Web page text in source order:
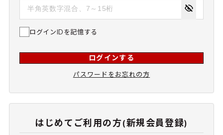
ログインIDを記憶する
ログインする
パスワードをお忘れの方
はじめてご利用の方(新規会員登録)